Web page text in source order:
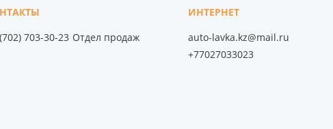
703-30-23 Отдел продаж
auto-lavka.kz@mail.ru
+77027033023